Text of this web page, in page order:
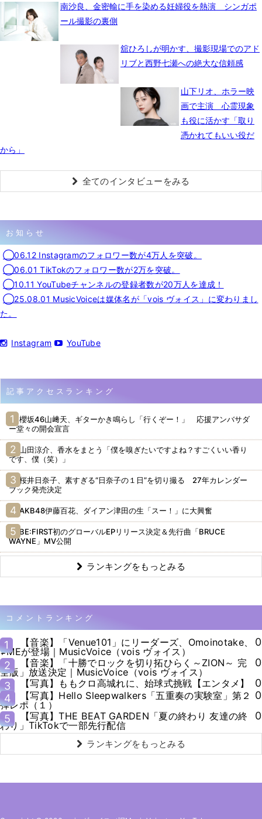
南沙良、金密輸に手を染める妊婦役を熱演 シンガポ
ール撮影の裏側
舘ひろしが明かす、撮影現場でのアド
リブと西野七瀬への絶大な信頼感
山下リオ、ホラー映
画で主演 心霊現象
も役に活かす「取り
憑かれてもいい役だ
から」
全てのインタビューをみる
お知らせ
◯06.12 Instagramのフォロワー数が4万人を突破。
◯06.01 TikTokのフォロワー数が2万を突破。
◯10.11 YouTubeチャンネルの登録者数が20万人を達成！
◯25.08.01 MusicVoiceは媒体名が「vois ヴォイス」に変わりまし
た。
Instagram YouTube
記事アクセスランキング
櫻坂46山﨑天、ギターかき鳴らし「行くぞー！」 応援アンバサダ
ー堂々の開会宣言
山田涼介、香水をまとう「僕を嗅ぎたいですよね？すごくいい香り
です、僕（笑）」
桜井日奈子、素すぎる“日奈子の１日”を切り撮る 27年カレンダー
ブック発売決定
AKB48伊藤百花、ダイアン津田の生「スー！」に大興奮
BE:FIRST初のグローバルEPリリース決定＆先行曲「BRUCE
WAYNE」MV公開
ランキングをもっとみる
コメントランキング
1
【音楽】「Venue101」にリーダーズ、Omoinotake、
≠MEが登場｜MusicVoice（vois ヴォイス）
0
2
【音楽】「十勝でロックを切り拓ひらく～ZION～ 完
全版」放送決定｜MusicVoice（vois ヴォイス）
0
3
【写真】ももクロ高城れに、始球式挑戦【エンタメ】
0
4
【写真】Hello Sleepwalkers「五重奏の実験室」第２
弾レポ（１）
0
5
【写真】THE BEAT GARDEN「夏の終わり 友達の終
わり」TikTokで一部先行配信
0
ランキングをもっとみる